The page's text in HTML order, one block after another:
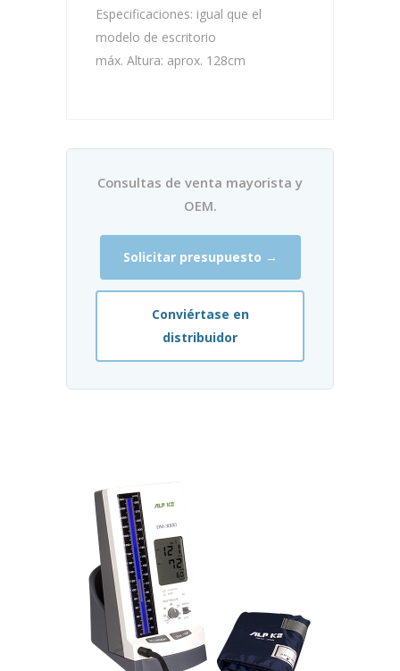
Especificaciones: igual que el
modelo de escritorio
máx. Altura: aprox. 128cm
Consultas de venta mayorista y
OEM.
Solicitar presupuesto →
Conviértase en
distribuidor